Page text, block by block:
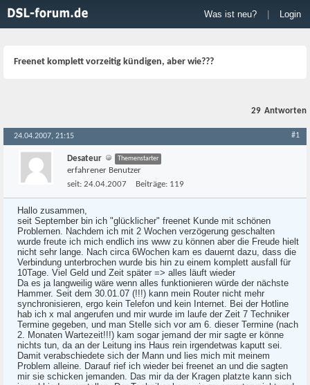
Was ist neu? Login
Freenet komplett vorzeitig kündigen, aber wie???
29 Antworten
24.04.2007, 21:15 #1
Desateur Themenstarter
erfahrener Benutzer
seit: 24.04.2007 Beiträge: 119
Hallo zusammen,
seit September bin ich "glücklicher" freenet Kunde mit schönen
Problemen. Nachdem ich mit 2 Wochen verzögerung geschalten
wurde freute ich mich endlich ins www zu können aber die Freude hielt
nicht sehr lange. Nach circa 6Wochen kam es dauernt dazu, dass die
Verbindung unterbrochen wurde bis hin zu einem komplett ausfall für
10Tage. Viel Geld und Zeit später => alles läuft wieder
Da es ja langweilig wäre wenn alles funktionieren würde der nächste
Hammer. Seit dem 30.01.07 (!!!) kann mein Router nicht mehr
synchronisieren, ergo kein Telefon und kein Internet. Bei der Hotline
hab ich x mal angerufen und mir wurde im laufe der Zeit 7 Techniker
Termine gegeben, und man Stelle sich vor am 6. dieser Termine (nach
2. Monaten Wartezeit!!!) kam sogar jemand der mir sagte er könne
nichts tun, da an der Leitung ins Haus rein irgendetwas kaputt sei.
Damit verabschiedete sich der Mann und lies mich mit meinem
Problem alleine. Darauf rief ich wieder bei freenet an und die sagten
mir sie schicken jemanden. Das mir da der Kragen platzte kann sich